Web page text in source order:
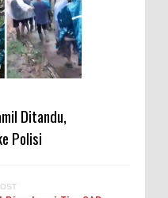
Ditandu,
Polisi